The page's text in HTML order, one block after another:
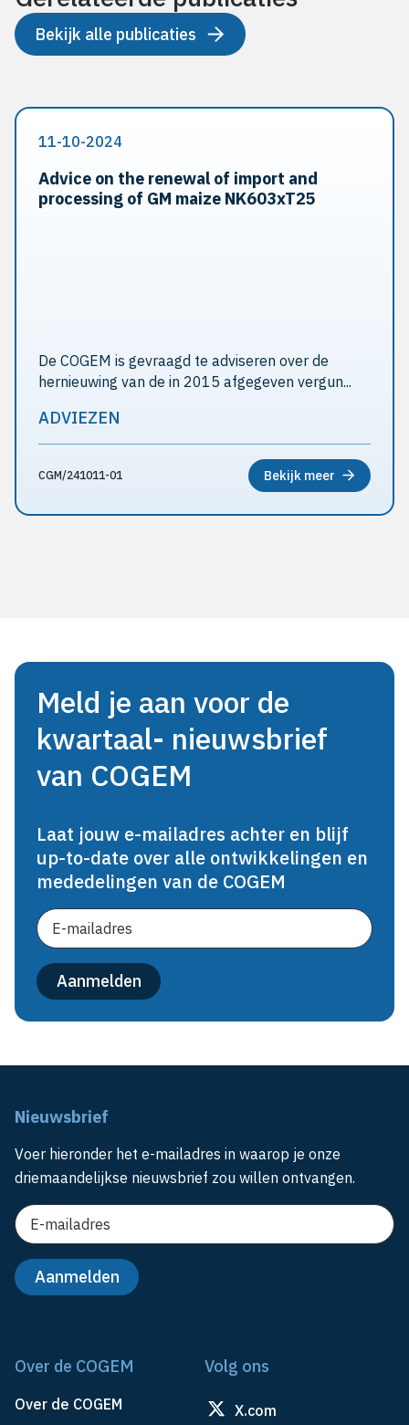
Bekijk alle publicaties
11-10-2024
Advice on the renewal of import and
processing of GM maize NK603xT25
De COGEM is gevraagd te adviseren over de
hernieuwing van de in 2015 afgegeven vergun...
ADVIEZEN
CGM/241011-01 Bekijk meer
Meld je aan voor de
kwartaal- nieuwsbrief
van COGEM
Laat jouw e-mailadres achter en blijf
up-to-date over alle ontwikkelingen en
mededelingen van de COGEM
Nieuwsbrief
Voer hieronder het e-mailadres in waarop je onze
driemaandelijkse nieuwsbrief zou willen ontvangen.
Over de COGEM
Over de COGEM
Volg ons
X.com